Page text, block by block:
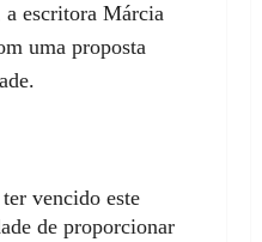
a escritora Márcia
uma proposta
vencido este
de proporcionar